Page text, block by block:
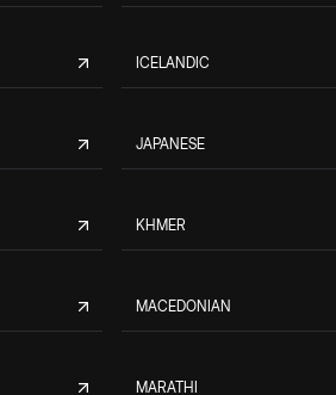
ICELANDIC
JAPANESE
KHMER
MACEDONIAN
MARATHI